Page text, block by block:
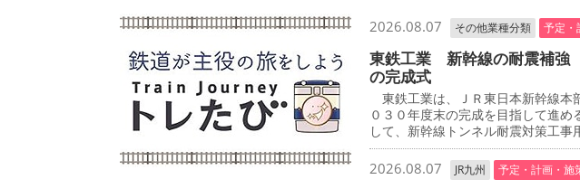
2026.08.07 その他業種分類 予定・
東鉄工業 新幹線の耐震補強
の完成式
東鉄工業は、ＪＲ東日本新幹線本
０３０年度末の完成を目指して進め
して、新幹線トンネル耐震対策工事
2026.08.07 JR九州 予定・計画・施